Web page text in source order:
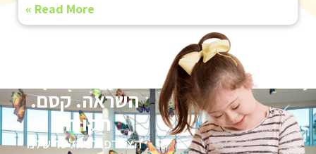
Read More »
השראה. קסם.
תקווה.
הצטרפו לניוזלטר שלנו